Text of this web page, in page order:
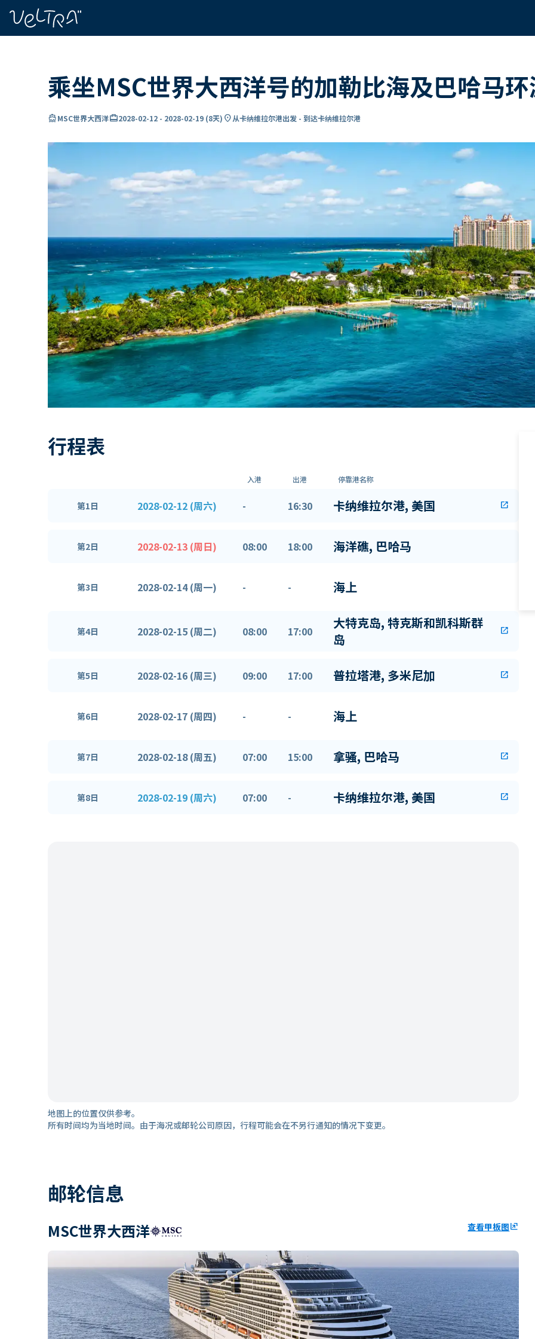
乘坐MSC世界大西洋号的加勒比海及巴哈马
directions_boatMSC世界大西洋card_travel2028-02-12 - 2028-02-19 (8天) location_on从卡纳维拉尔港出发 - 到达卡纳维拉尔港
行程表
入港 出港 停靠港名称
第1日 2028-02-12 (周六) - 16:30 卡纳维拉尔港, 美国 open_in_new
第2日 2028-02-13 (周日) 08:00 18:00 海洋礁, 巴哈马
第3日 2028-02-14 (周一) - - 海上
第4日 2028-02-15 (周二) 08:00 17:00
大特克岛, 特克斯和凯科斯群
岛
open_in_new
第5日 2028-02-16 (周三) 09:00 17:00 普拉塔港, 多米尼加 open_in_new
第6日 2028-02-17 (周四) - - 海上
第7日 2028-02-18 (周五) 07:00 15:00 拿骚, 巴哈马 open_in_new
第8日 2028-02-19 (周六) 07:00 - 卡纳维拉尔港, 美国 open_in_new
地图上的位置仅供参考。
所有时间均为当地时间。由于海况或邮轮公司原因，行程可能会在不另行通知的情况下变更。
邮轮信息
MSC世界大西洋 查看甲板图ungroup